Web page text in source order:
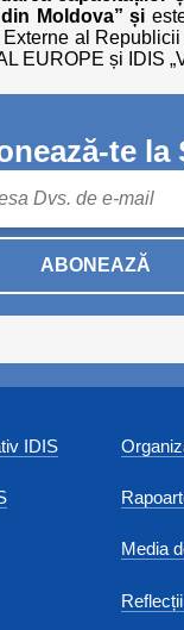
Moldova” și
al
EUROPE și IDIS
te la
ABONEAZĂ
IDIS
Media